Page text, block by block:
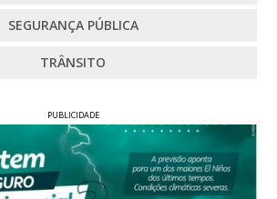
SEGURANÇA PÚBLICA
TRÂNSITO
PUBLICIDADE